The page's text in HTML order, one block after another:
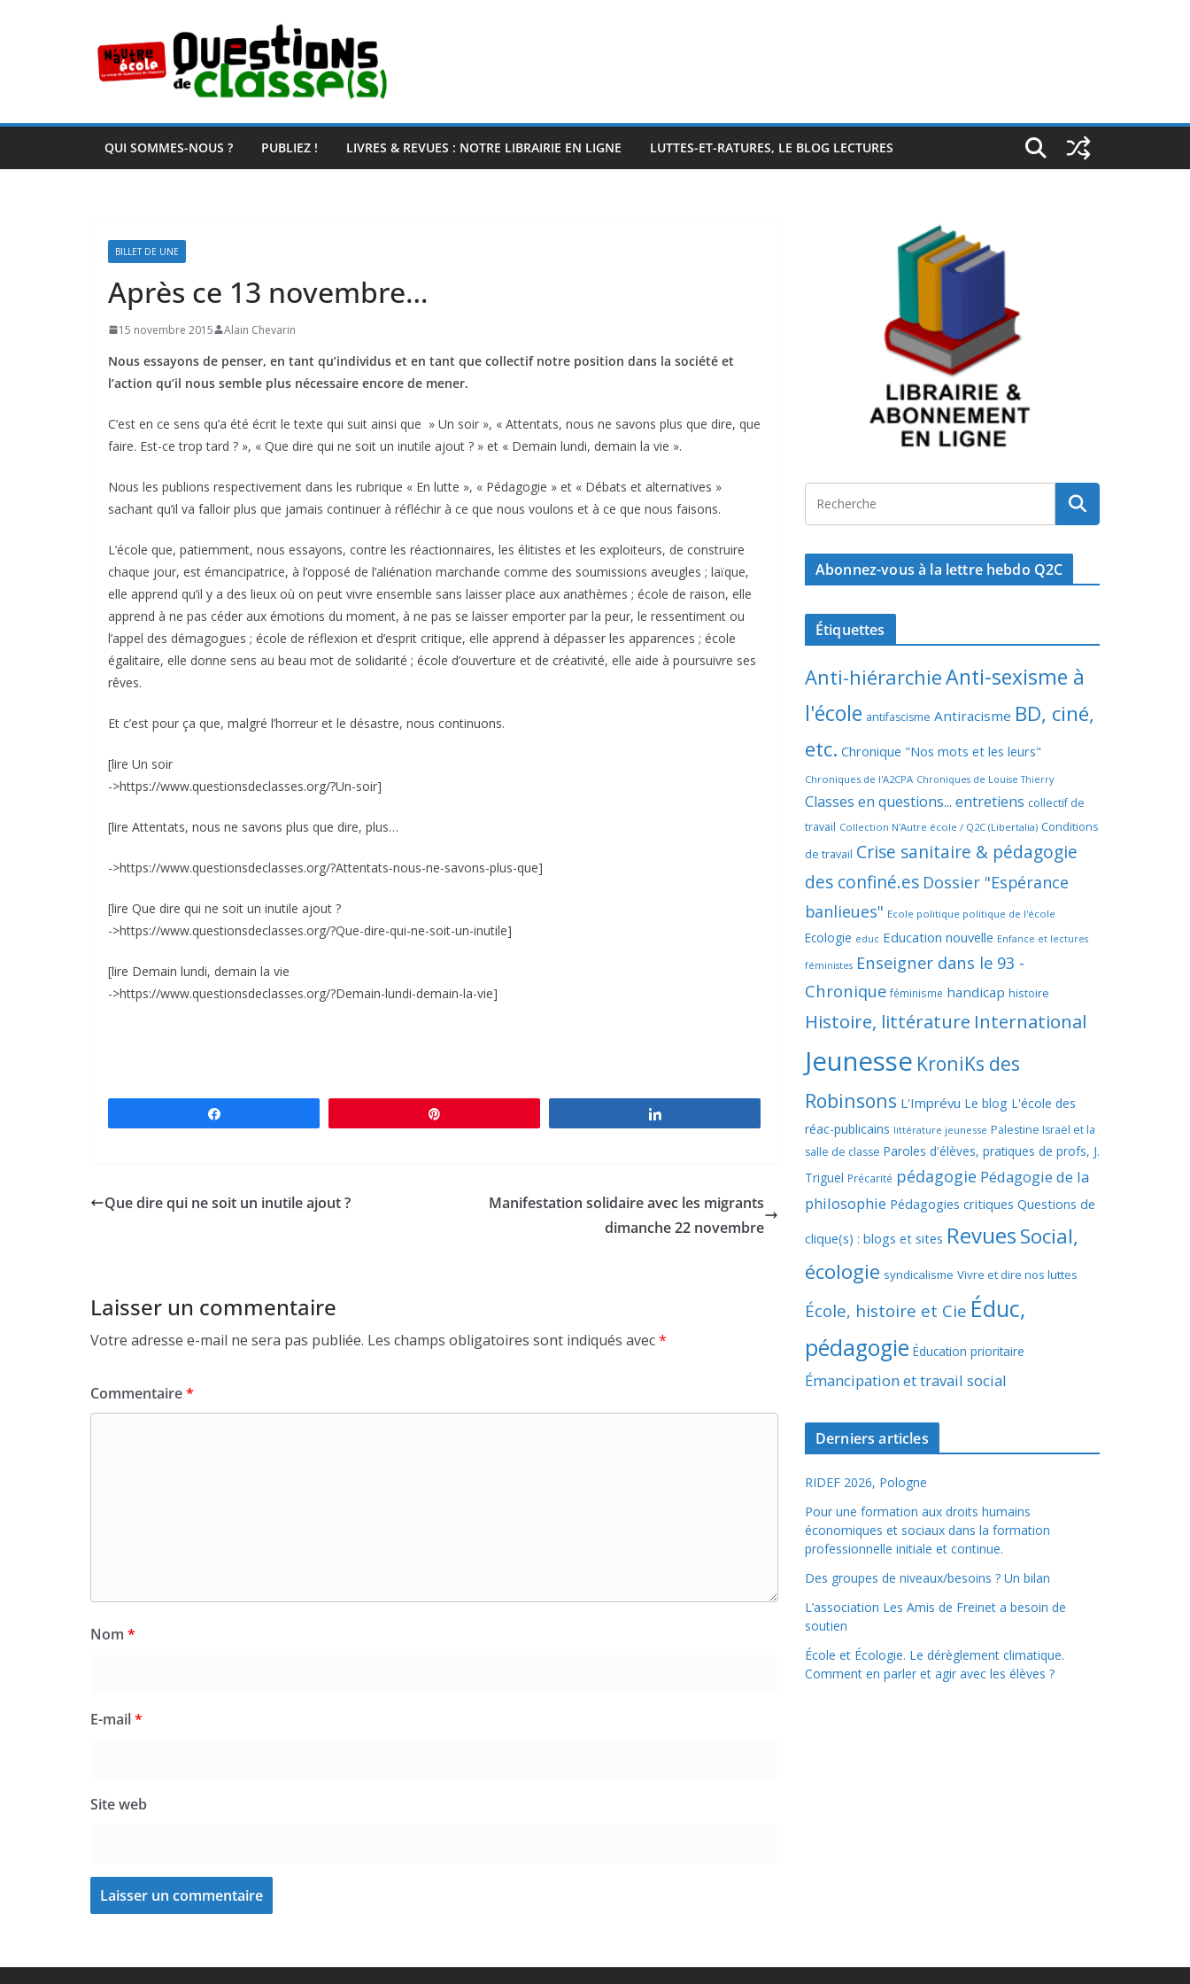
QUI SOMMES-NOUS ? PUBLIEZ ! LIVRES & REVUES : NOTRE LIBRAIRIE EN LIGNE LUTTES-ET-RATURES, LE BLOG LECTURES
BILLET DE UNE
Après ce 13 novembre…
15 novembre 2015 Alain Chevarin
Nous essayons de penser, en tant qu’individus et en tant que collectif notre position dans la société et
l’action qu’il nous semble plus nécessaire encore de mener.
C’est en ce sens qu’a été écrit le texte qui suit ainsi que » Un soir », « Attentats, nous ne savons plus que dire, que
faire. Est-ce trop tard ? », « Que dire qui ne soit un inutile ajout ? » et « Demain lundi, demain la vie ».
Nous les publions respectivement dans les rubrique « En lutte », « Pédagogie » et « Débats et alternatives »
sachant qu’il va falloir plus que jamais continuer à réfléchir à ce que nous voulons et à ce que nous faisons.
L’école que, patiemment, nous essayons, contre les réactionnaires, les élitistes et les exploiteurs, de construire
chaque jour, est émancipatrice, à l’opposé de l’aliénation marchande comme des soumissions aveugles ; laïque,
elle apprend qu’il y a des lieux où on peut vivre ensemble sans laisser place aux anathèmes ; école de raison, elle
apprend à ne pas céder aux émotions du moment, à ne pas se laisser emporter par la peur, le ressentiment ou
l’appel des démagogues ; école de réflexion et d’esprit critique, elle apprend à dépasser les apparences ; école
égalitaire, elle donne sens au beau mot de solidarité ; école d’ouverture et de créativité, elle aide à poursuivre ses
rêves.
Et c’est pour ça que, malgré l’horreur et le désastre, nous continuons.
[lire Un soir
->https://www.questionsdeclasses.org/?Un-soir]
[lire Attentats, nous ne savons plus que dire, plus…
->https://www.questionsdeclasses.org/?Attentats-nous-ne-savons-plus-que]
[lire Que dire qui ne soit un inutile ajout ?
->https://www.questionsdeclasses.org/?Que-dire-qui-ne-soit-un-inutile]
[lire Demain lundi, demain la vie
->https://www.questionsdeclasses.org/?Demain-lundi-demain-la-vie]
Que dire qui ne soit un inutile ajout ?
Manifestation solidaire avec les migrants
dimanche 22 novembre
Laisser un commentaire
Votre adresse e-mail ne sera pas publiée. Les champs obligatoires sont indiqués avec*
Commentaire*
Nom *
E-mail*
Site web
Abonnez-vous à la lettre hebdo Q2C
Étiquettes
Anti-hiérarchieAnti-sexisme à
l'école antifascisme Antiracisme BD, ciné,
etc. Chronique "Nos mots et les leurs"
Chroniques de l'A2CPA Chroniques de Louise Thierry
Classes en questions... entretiens collectif de
travail Collection N'Autre école / Q2C (Libertalia) Conditions
de travail Crise sanitaire & pédagogie
des confiné.es Dossier "Espérance
banlieues" Ecole politique politique de l'école
Ecologie educ Education nouvelle Enfance et lectures
féministes Enseigner dans le 93 -
Chronique féminisme handicap histoire
Histoire, littérature International
Jeunesse KroniKs des
Robinsons L'Imprévu Le blog L'école des
réac-publicains littérature jeunesse Palestine Israël et la
salle de classe Paroles d'élèves, pratiques de profs, J.
Triguel Précarité pédagogie Pédagogie de la
philosophie Pédagogies critiques Questions de
clique(s) : blogs et sites RevuesSocial,
écologie syndicalisme Vivre et dire nos luttes
École, histoire et Cie Éduc,
pédagogie Éducation prioritaire
Émancipation et travail social
Derniers articles
RIDEF 2026, Pologne
Pour une formation aux droits humains
économiques et sociaux dans la formation
professionnelle initiale et continue.
Des groupes de niveaux/besoins ? Un bilan
L’association Les Amis de Freinet a besoin de
soutien
École et Écologie. Le dérèglement climatique.
Comment en parler et agir avec les élèves ?